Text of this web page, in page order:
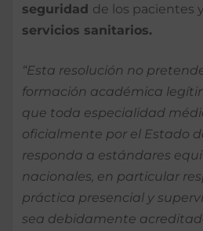
seguridad de los pacientes
servicios sanitarios.
“Esta resolución no
formación académica
que toda especialidad
oficialmente por el Estado
responda a estándares
nacionales, en particular
práctica presencial y
sea debidamente